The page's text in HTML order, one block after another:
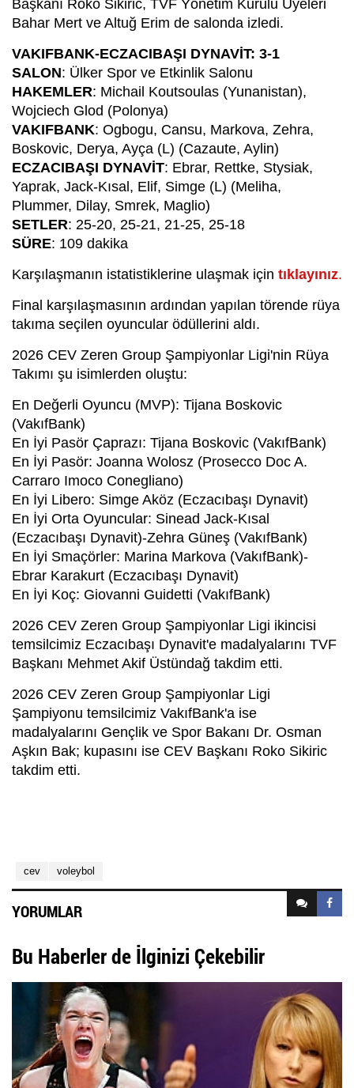
Başkanı Roko Sikiric, TVF Yönetim Kurulu Üyeleri
Bahar Mert ve Altuğ Erim de salonda izledi.
VAKIFBANK-ECZACIBAŞI DYNAVİT: 3-1
SALON: Ülker Spor ve Etkinlik Salonu
HAKEMLER: Michail Koutsoulas (Yunanistan),
Wojciech Glod (Polonya)
VAKIFBANK: Ogbogu, Cansu, Markova, Zehra,
Boskovic, Derya, Ayça (L) (Cazaute, Aylin)
ECZACIBAŞI DYNAVİT: Ebrar, Rettke, Stysiak,
Yaprak, Jack-Kısal, Elif, Simge (L) (Meliha,
Plummer, Dilay, Smrek, Maglio)
SETLER: 25-20, 25-21, 21-25, 25-18
SÜRE: 109 dakika
Karşılaşmanın istatistiklerine ulaşmak için tıklayınız.
Final karşılaşmasının ardından yapılan törende rüya
takıma seçilen oyuncular ödüllerini aldı.
2026 CEV Zeren Group Şampiyonlar Ligi'nin Rüya
Takımı şu isimlerden oluştu:
En Değerli Oyuncu (MVP): Tijana Boskovic
(VakıfBank)
En İyi Pasör Çaprazı: Tijana Boskovic (VakıfBank)
En İyi Pasör: Joanna Wolosz (Prosecco Doc A.
Carraro Imoco Conegliano)
En İyi Libero: Simge Aköz (Eczacıbaşı Dynavit)
En İyi Orta Oyuncular: Sinead Jack-Kısal
(Eczacıbaşı Dynavit)-Zehra Güneş (VakıfBank)
En İyi Smaçörler: Marina Markova (VakıfBank)-
Ebrar Karakurt (Eczacıbaşı Dynavit)
En İyi Koç: Giovanni Guidetti (VakıfBank)
2026 CEV Zeren Group Şampiyonlar Ligi ikincisi
temsilcimiz Eczacıbaşı Dynavit'e madalyalarını TVF
Başkanı Mehmet Akif Üstündağ takdim etti.
2026 CEV Zeren Group Şampiyonlar Ligi
Şampiyonu temsilcimiz VakıfBank'a ise
madalyalarını Gençlik ve Spor Bakanı Dr. Osman
Aşkın Bak; kupasını ise CEV Başkanı Roko Sikiric
takdim etti.
cev voleybol
YORUMLAR
Bu Haberler de İlginizi Çekebilir